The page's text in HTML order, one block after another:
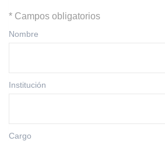
* Campos obligatorios
Nombre
Institución
Cargo